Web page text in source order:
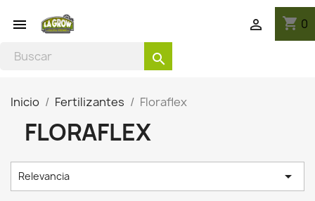
 shopping_cart 0

search
Inicio Fertilizantes Floraflex
FLORAFLEX
Relevancia 